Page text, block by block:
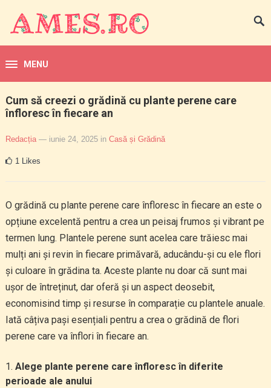
MENU
Cum să creezi o grădină cu plante perene care
înfloresc în fiecare an
Redacția — iunie 24, 2025 in Casă și Grădină
1 Likes
O grădină cu plante perene care înfloresc în fiecare an este o
opțiune excelentă pentru a crea un peisaj frumos și vibrant pe
termen lung. Plantele perene sunt acelea care trăiesc mai
mulți ani și revin în fiecare primăvară, aducându-și cu ele flori
și culoare în grădina ta. Aceste plante nu doar că sunt mai
ușor de întreținut, dar oferă și un aspect deosebit,
economisind timp și resurse în comparație cu plantele anuale.
Iată câțiva pași esențiali pentru a crea o grădină de flori
perene care va înflori în fiecare an.
Alege plante perene care înfloresc în diferite
perioade ale anului